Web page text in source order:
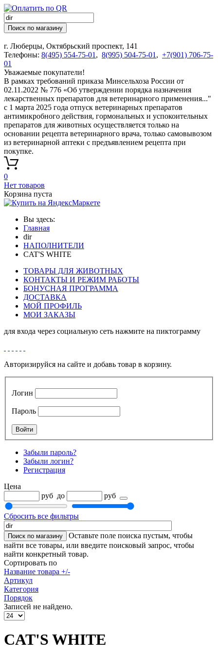
Поиск по магазину
г. Люберцы, Октябрьский проспект, 141
Телефоны: 8(495) 554-75-01 , 8(995) 504-75-01 , +7(901) 706-75-
01
Уважаемые покупатели!
В рамках требований приказа Минсельхоза России от
02.11.2022 № 776 «Об утверждении порядка назначения
лекарственных препаратов для ветеринарного применения..."
с 1 марта 2025 года отпуск ветеринарных препаратов
антимикробного действия, гормональных и успокоительных
препаратов для животных осуществляется только на
основании рецепта ветеринарного врача, только самовывозом
из ветеринарной аптеки с предъявлением рецепта при
покупке.
0
Нет товаров
Корзина пуста
Вы здесь:
Главная
dir
НАПОЛНИТЕЛИ
CAT'S WHITE
ТОВАРЫ ДЛЯ ЖИВОТНЫХ
КОНТАКТЫ И РЕЖИМ РАБОТЫ
БОНУСНАЯ ПРОГРАММА
ДОСТАВКА
МОЙ ПРОФИЛЬ
МОИ ЗАКАЗЫ
для входа через социальную сеть нажмите на пиктограмму
Авторизируйся на сайте и добавь товар в корзину.
Логин
Пароль
Забыли пароль?
Забыли логин?
Регистрация
Цена
руб до руб
Сбросить все фильтры
Оставьте поле поиска пустым, чтобы
найти все товары, или введите поисковый запрос, чтобы
найти конкретный товар.
Сортировать по
Название товара +/-
Артикул
Категория
Порядок
Записей не найдено.
CAT'S WHITE